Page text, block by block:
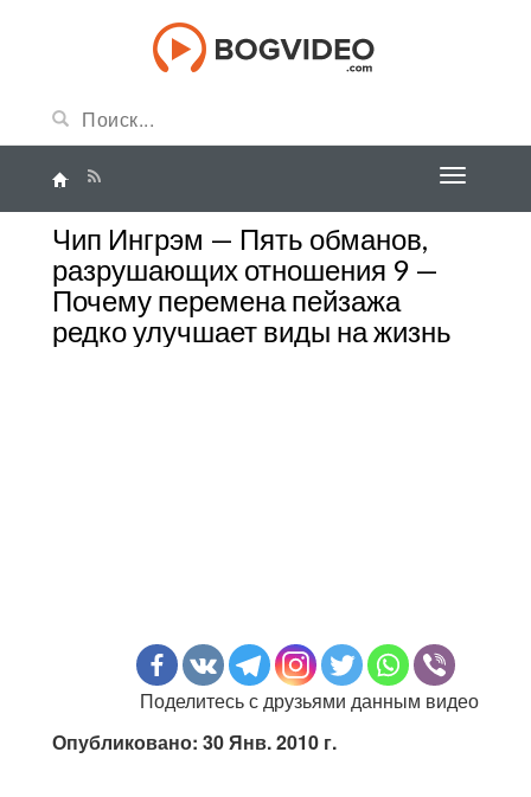
Чип Ингрэм — Пять обманов,
разрушающих отношения 9 —
Почему перемена пейзажа
редко улучшает виды на жизнь
Поделитесь с друзьями данным видео
Опубликовано: 30 Янв. 2010 г.